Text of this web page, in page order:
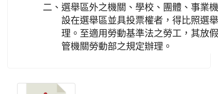
二、 選舉區外之機關、學校、團體、事業
設在選舉區並具投票權者，得比照選
理。至適用勞動基準法之勞工，其放
管機關勞動部之規定辦理。